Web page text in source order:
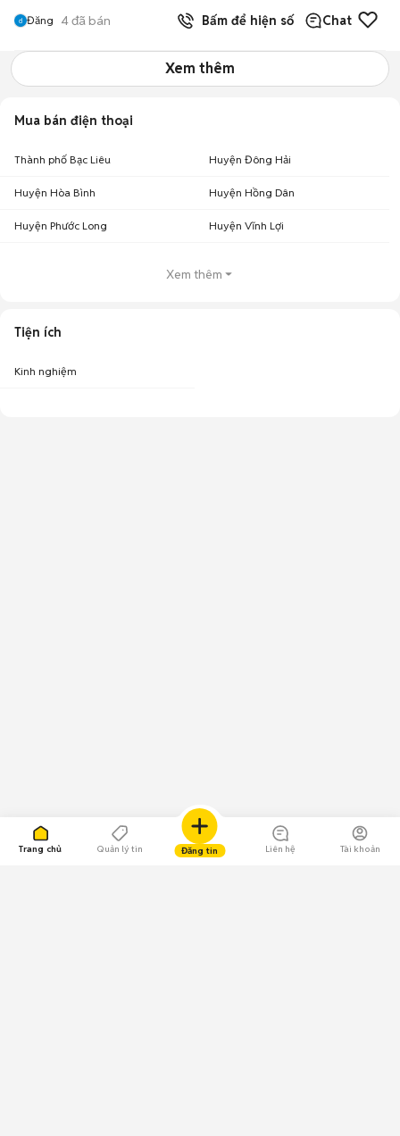
Trang chủ Quản lý tin Đăng tin Liên hệ Tài khoản
Đăng 4đã bán Bấm để hiện số Chat
Xem thêm
Mua bán điện thoại
Thành phố Bạc Liêu Huyện Đông Hải
Huyện Hòa Bình Huyện Hồng Dân
Huyện Phước Long Huyện Vĩnh Lợi
Xem thêm
Tiện ích
Kinh nghiệm